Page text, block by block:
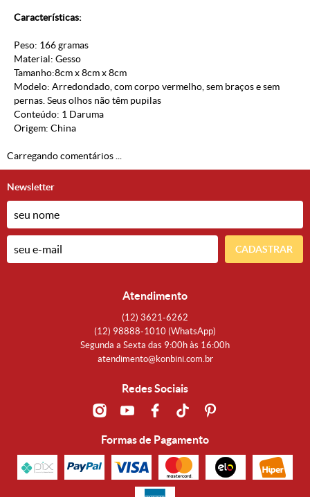
Características:
Peso: 166 gramas
Material: Gesso
Tamanho:8cm x 8cm x 8cm
Modelo: Arredondado, com corpo vermelho, sem braços e sem
pernas. Seus olhos não têm pupilas
Conteúdo: 1 Daruma
Origem: China
Carregando comentários ...
Newsletter
CADASTRAR
Atendimento
(12) 3621-6262
(12) 98888-1010 (WhatsApp)
Segunda a Sexta das 9:00h às 16:00h
atendimento@konbini.com.br
Redes Sociais
Formas de Pagamento